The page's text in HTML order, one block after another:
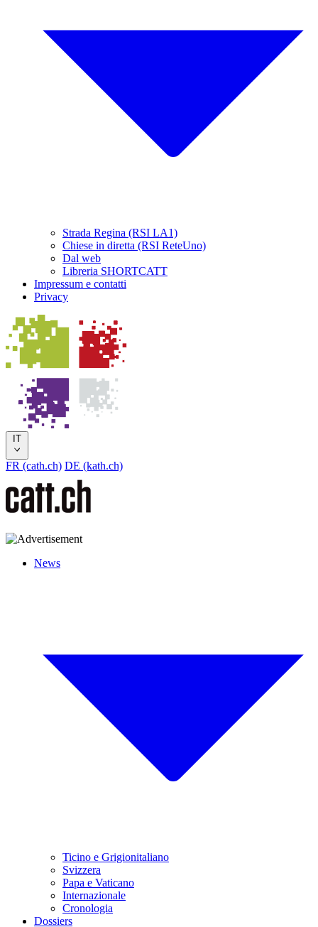
Strada Regina (RSI LA1)
Chiese in diretta (RSI ReteUno)
Dal web
Libreria SHORTCATT
Impressum e contatti
Privacy
IT
FR (cath.ch) DE (kath.ch)
News
Ticino e Grigionitaliano
Svizzera
Papa e Vaticano
Internazionale
Cronologia
Dossiers